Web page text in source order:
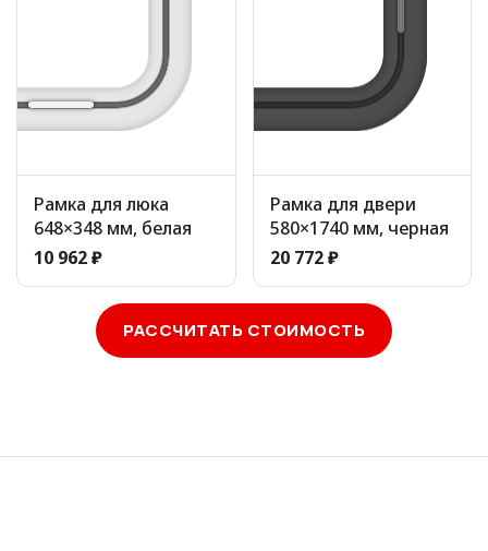
Рамка для люка
648×348 мм, белая
10 962 ₽
Рамка для двери
580×1740 мм, черная
20 772 ₽
РАССЧИТАТЬ СТОИМОСТЬ